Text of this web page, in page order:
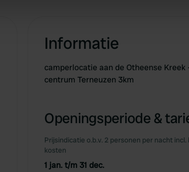
Informatie
camperlocatie aan de Otheense
centrum Terneuzen 3km
Openingsperiode &
Prijsindicatie o.b.v. 2 personen per nacht
kosten
1 jan. t/m 31 dec.